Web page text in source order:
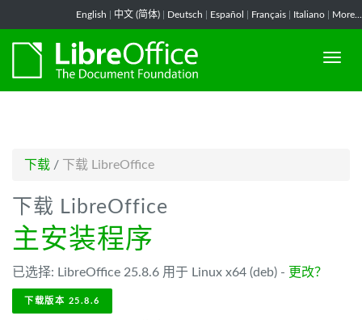
English 中文 (简体) Deutsch Español Français Italiano More...
下载 / 下载 LibreOffice
下载 LibreOffice
主安装程序
已选择: LibreOffice 25.8.6 用于 Linux x64 (deb) - 更改？
下载版本 25.8.6